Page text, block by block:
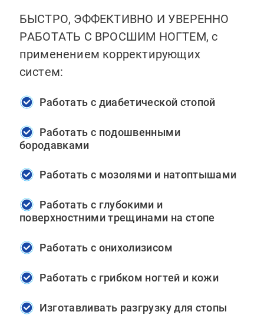
БЫСТРО, ЭФФЕКТИВНО И УВЕРЕННО
РАБОТАТЬ С ВРОСШИМ НОГТЕМ, с
применением корректирующих
систем:
Работать с диабетической стопой
Работать с подошвенными
бородавками
Работать с мозолями и натоптышами
Работать с глубокими и
поверхностними трещинами на стопе
Работать с онихолизисом
Работать с грибком ногтей и кожи
Изготавливать разгрузку для стопы